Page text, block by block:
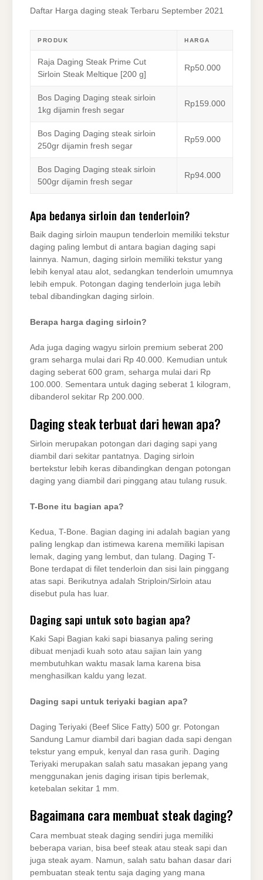
Daftar Harga daging steak Terbaru September 2021
PRODUK HARGA
Raja Daging Steak Prime Cut
Sirloin Steak Meltique [200 g]
Rp50.000
Bos Daging Daging steak sirloin
1kg dijamin fresh segar
Rp159.000
Bos Daging Daging steak sirloin
250gr dijamin fresh segar
Rp59.000
Bos Daging Daging steak sirloin
500gr dijamin fresh segar
Rp94.000
Apa bedanya sirloin dan tenderloin?
Baik daging sirloin maupun tenderloin memiliki tekstur
daging paling lembut di antara bagian daging sapi
lainnya. Namun, daging sirloin memiliki tekstur yang
lebih kenyal atau alot, sedangkan tenderloin umumnya
lebih empuk. Potongan daging tenderloin juga lebih
tebal dibandingkan daging sirloin.
Berapa harga daging sirloin?
Ada juga daging wagyu sirloin premium seberat 200
gram seharga mulai dari Rp 40.000. Kemudian untuk
daging seberat 600 gram, seharga mulai dari Rp
100.000. Sementara untuk daging seberat 1 kilogram,
dibanderol sekitar Rp 200.000.
Daging steak terbuat dari hewan apa?
Sirloin merupakan potongan dari daging sapi yang
diambil dari sekitar pantatnya. Daging sirloin
bertekstur lebih keras dibandingkan dengan potongan
daging yang diambil dari pinggang atau tulang rusuk.
T-Bone itu bagian apa?
Kedua, T-Bone. Bagian daging ini adalah bagian yang
paling lengkap dan istimewa karena memiliki lapisan
lemak, daging yang lembut, dan tulang. Daging T-
Bone terdapat di filet tenderloin dan sisi lain pinggang
atas sapi. Berikutnya adalah Striploin/Sirloin atau
disebut pula has luar.
Daging sapi untuk soto bagian apa?
Kaki Sapi Bagian kaki sapi biasanya paling sering
dibuat menjadi kuah soto atau sajian lain yang
membutuhkan waktu masak lama karena bisa
menghasilkan kaldu yang lezat.
Daging sapi untuk teriyaki bagian apa?
Daging Teriyaki (Beef Slice Fatty) 500 gr. Potongan
Sandung Lamur diambil dari bagian dada sapi dengan
tekstur yang empuk, kenyal dan rasa gurih. Daging
Teriyaki merupakan salah satu masakan jepang yang
menggunakan jenis daging irisan tipis berlemak,
ketebalan sekitar 1 mm.
Bagaimana cara membuat steak daging?
Cara membuat steak daging sendiri juga memiliki
beberapa varian, bisa beef steak atau steak sapi dan
juga steak ayam. Namun, salah satu bahan dasar dari
pembuatan steak tentu saja daging yang mana